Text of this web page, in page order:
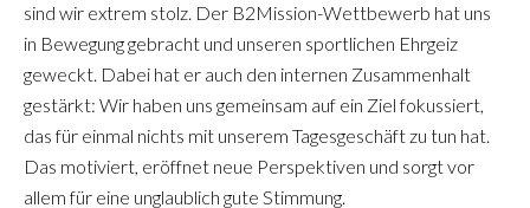
sind wir extrem stolz. Der B2Mission-Wettbewerb hat uns
in Bewegung gebracht und unseren sportlichen Ehrgeiz
geweckt. Dabei hat er auch den internen Zusammenhalt
gestärkt: Wir haben uns gemeinsam auf ein Ziel fokussiert,
das für einmal nichts mit unserem Tagesgeschäft zu tun hat.
Das motiviert, eröffnet neue Perspektiven und sorgt vor
allem für eine unglaublich gute Stimmung.